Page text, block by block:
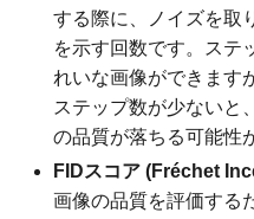
する際に、ノイズを取
を示す回数です。ステ
れいな画像ができます
ステップ数が少ないと
の品質が落ちる可能性
FIDスコア (Fréchet
画像の品質を評価する